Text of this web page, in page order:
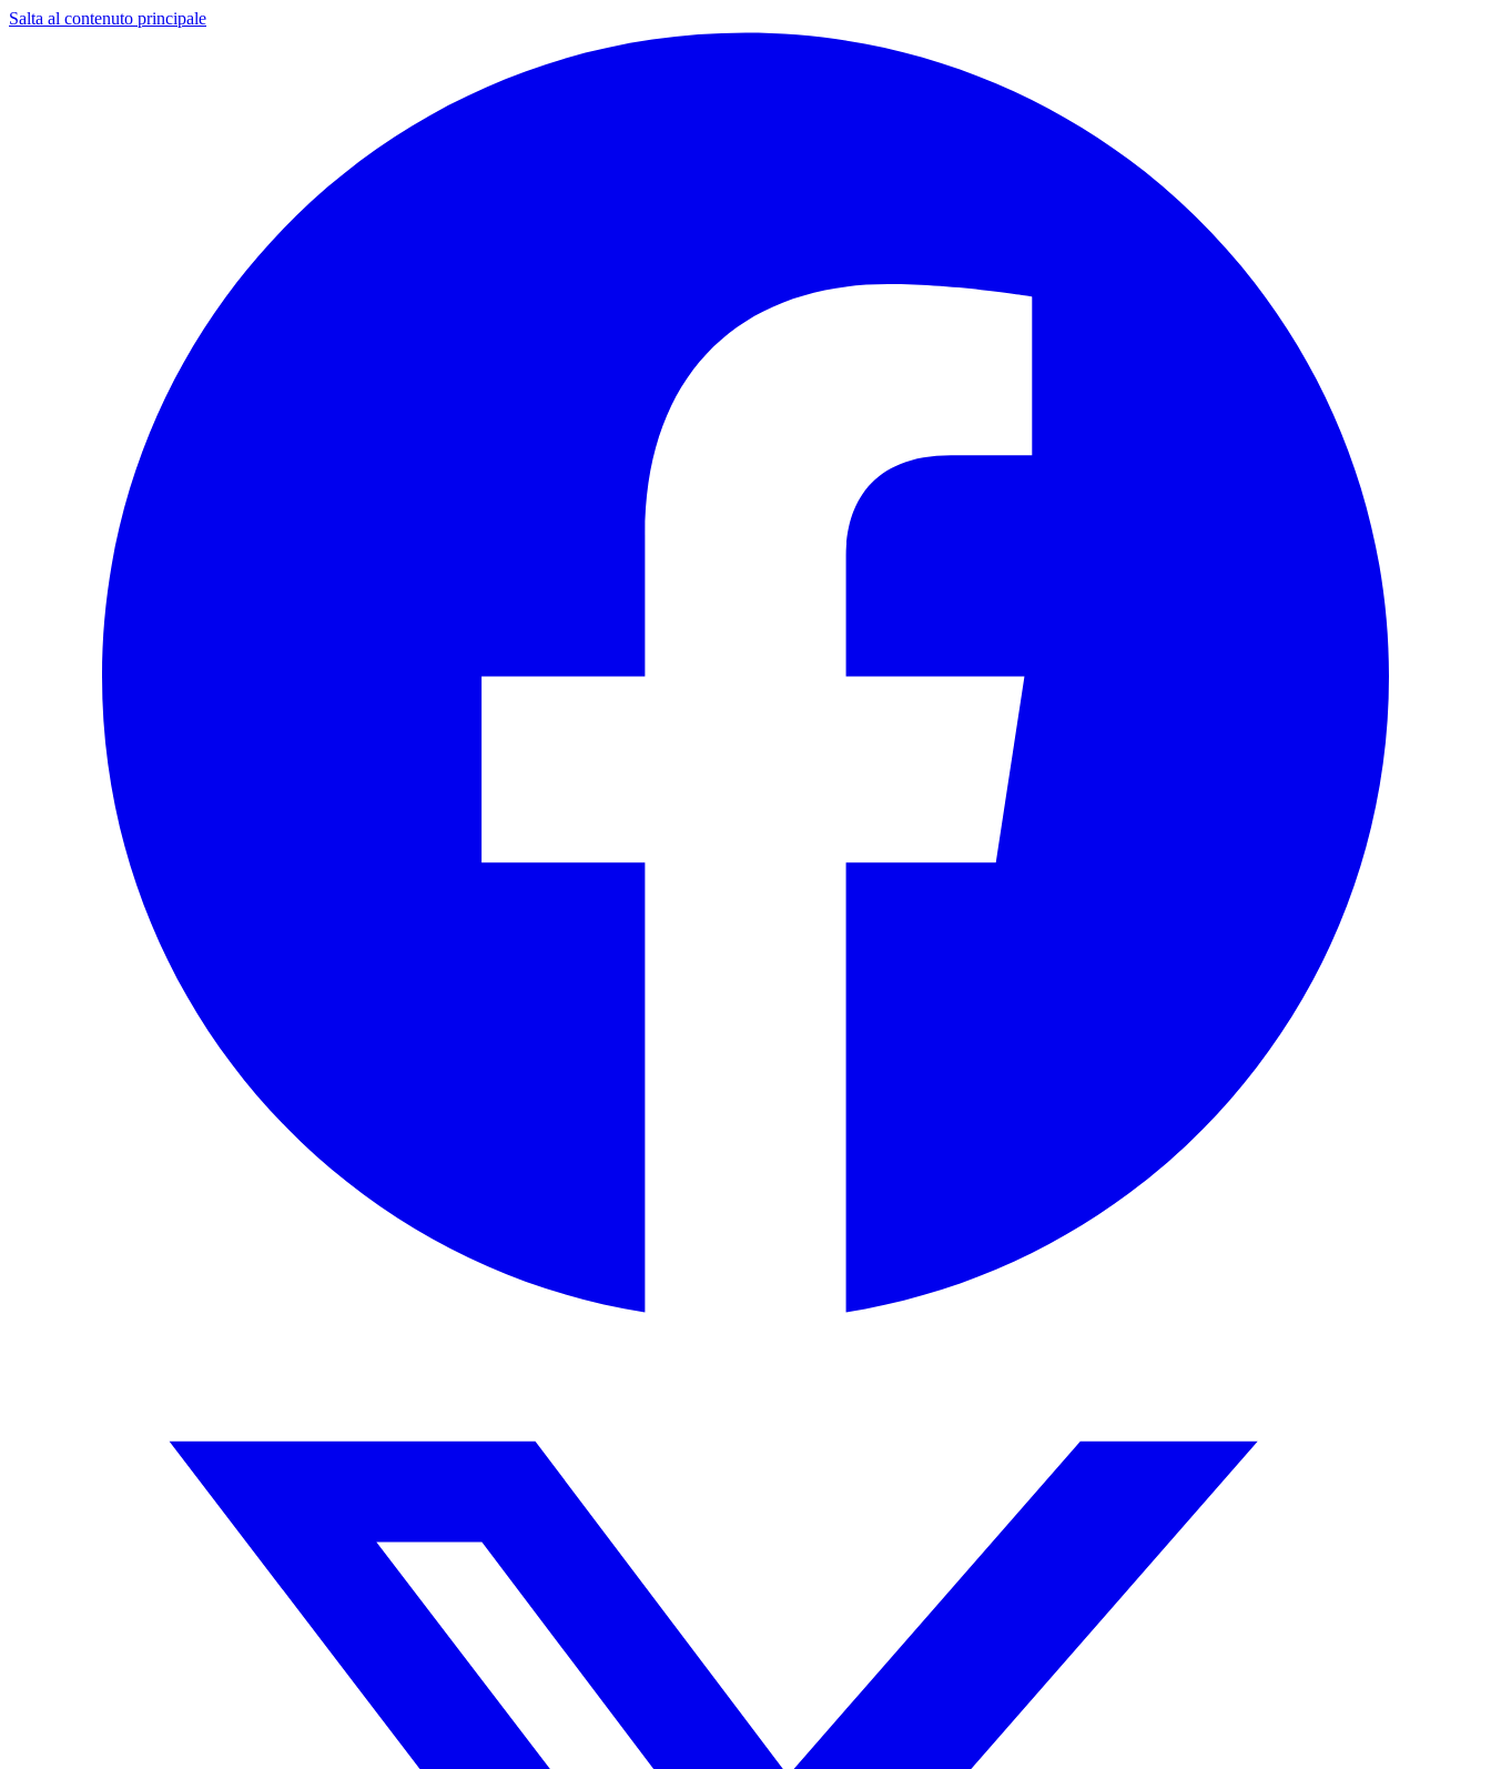
Salta al contenuto principale